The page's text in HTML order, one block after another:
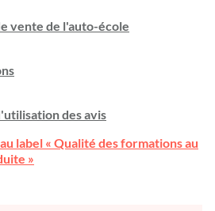
vente de l'auto-école
des avis
label « Qualité des formations au
»